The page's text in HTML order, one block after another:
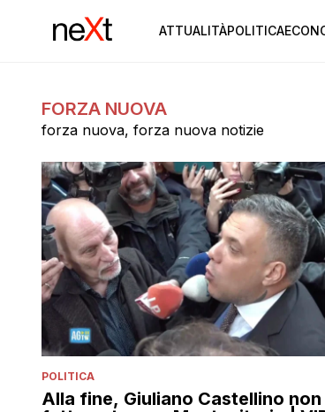
ATTUALITÀPOLITICA
FORZA NUOVA
forza nuova, forza nuova notizie
POLITICA
Alla fine, Giuliano Castellino